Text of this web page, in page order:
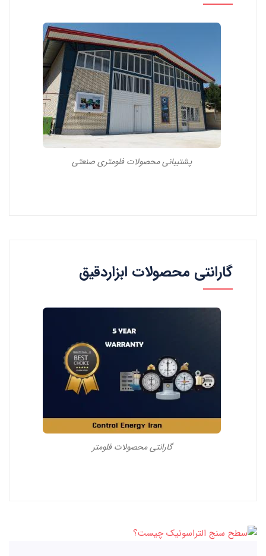
پشتیبانی محصولات فلومتری صنعتی
گارانتی محصولات ابزاردقیق
گارانتی محصولات فلومتر